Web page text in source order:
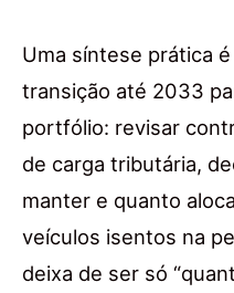
Uma síntese prática
transição até 2033
portfólio: revisar
de carga tributária,
manter e quanto
veículos isentos na
deixa de ser só